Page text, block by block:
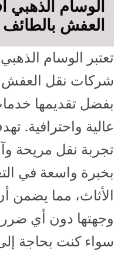
الوسام
العفش بالطائف
تعتبر الوسام
شركات نقل العفش
بفضل تقديمها
عالية واحترافية.
تجربة نقل مريحة
بخبرة واسعة في
الأثاث، مما
وجهتها دون أي
سواء كنت بحاجة